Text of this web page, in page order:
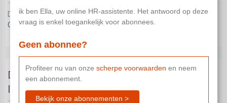
Dit document is niet beschikbaar in je huidige abonnement.
Contacteer onsom je verder te helpen.
De arbeidsduur bij een industriële
leerovereenkomst
ik ben Ella, uw online HR-assistente. Het antwoord op deze
vraag is enkel toegankelijk voor abonnees.
Geen abonnee?
Profiteer nu van onze scherpe voorwaarden en neem
een abonnement.
Bekijk onze abonnementen >